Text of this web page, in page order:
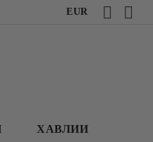
EUR
ХАВЛИИ